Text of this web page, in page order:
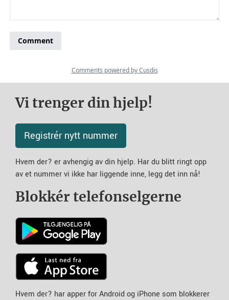
Vi trenger din hjelp!
Registrér nytt nummer
Hvem der? er avhengig av din hjelp. Har du blitt ringt opp
av et nummer vi ikke har liggende inne, legg det inn nå!
Blokkér telefonselgerne
Hvem der? har apper for Android og iPhone som blokkerer